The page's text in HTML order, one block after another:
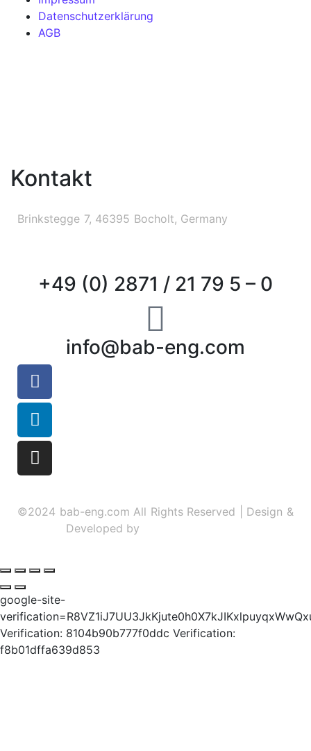
Datenschutzerklärung
AGB
Kontakt
Brinkstegge 7, 46395 Bocholt, Germany
+49 (0) 2871 / 21 79 5 – 0
info@bab-eng.com
©2024 bab-eng.com All Rights Reserved | Design &
Developed by
google-site-
Verification: 8104b90b777f0ddc Verification:
f8b01dffa639d853